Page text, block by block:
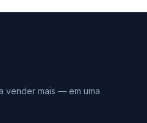
vender mais — em uma